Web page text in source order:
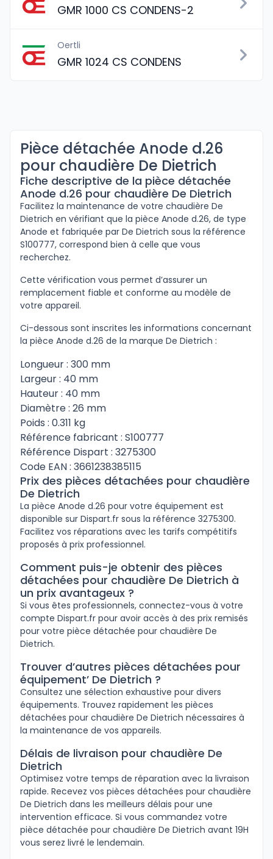
GMR 1000 CS CONDENS-2
Oertli
GMR 1024 CS CONDENS
Pièce détachée Anode d.26
pour chaudière De Dietrich
Fiche descriptive de la pièce détachée
Anode d.26 pour chaudière De Dietrich
Facilitez la maintenance de votre chaudière De
Dietrich en vérifiant que la pièce Anode d.26, de type
Anode et fabriquée par De Dietrich sous la référence
S100777, correspond bien à celle que vous
recherchez.
Cette vérification vous permet d’assurer un
remplacement fiable et conforme au modèle de
votre appareil.
Ci-dessous sont inscrites les informations concernant
la pièce Anode d.26 de la marque De Dietrich :
Longueur : 300 mm
Largeur : 40 mm
Hauteur : 40 mm
Diamètre : 26 mm
Poids : 0.311 kg
Référence fabricant : S100777
Référence Dispart : 3275300
Code EAN : 3661238385115
Prix des pièces détachées pour chaudière
De Dietrich
La pièce Anode d.26 pour votre équipement est
disponible sur Dispart.fr sous la référence 3275300.
Facilitez vos réparations avec les tarifs compétitifs
proposés à prix professionnel.
Comment puis-je obtenir des pièces
détachées pour chaudière De Dietrich à
un prix avantageux ?
Si vous êtes professionnels, connectez-vous à votre
compte Dispart.fr pour avoir accès à des prix remisés
pour votre pièce détachée pour chaudière De
Dietrich.
Trouver d’autres pièces détachées pour
équipement’ De Dietrich ?
Consultez une sélection exhaustive pour divers
équipements. Trouvez rapidement les pièces
détachées pour chaudière De Dietrich nécessaires à
la maintenance de vos appareils.
Délais de livraison pour chaudière De
Dietrich
Optimisez votre temps de réparation avec la livraison
rapide. Recevez vos pièces détachées pour chaudière
De Dietrich dans les meilleurs délais pour une
intervention efficace. Si vous commandez votre
pièce détachée pour chaudière De Dietrich avant 19H
vous serez livré le lendemain.